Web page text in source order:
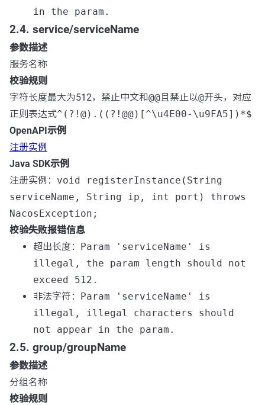
in the param.
2.4. service/serviceName
参数描述
服务名称
校验规则
字符长度最大为512，禁止中文和@@ 且禁止以@开头，对应
正则表达式^(?!@).((?!@@)[^\u4E00-\u9FA5])*$
OpenAPI示例
注册实例
Java SDK示例
注册实例： void registerInstance(String
serviceName, String ip, int port) throws
NacosException;
校验失败报错信息
超出长度： Param 'serviceName' is
illegal, the param length should not
exceed 512.
非法字符： Param 'serviceName' is
illegal, illegal characters should
not appear in the param.
2.5. group/groupName
参数描述
分组名称
校验规则